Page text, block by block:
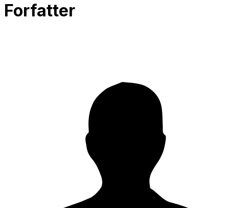
Forfatter